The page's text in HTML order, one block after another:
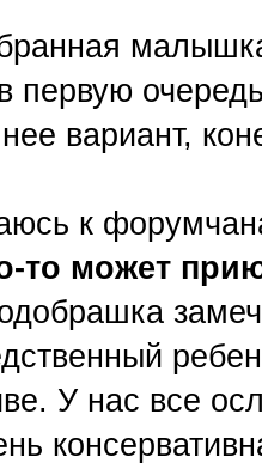
первую
вариант,
к
то может
У нас все